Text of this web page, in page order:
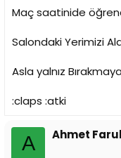
Maç saatinide
Salondaki Yerimizi
Asla yalnız
:claps :atki
A Ahmet